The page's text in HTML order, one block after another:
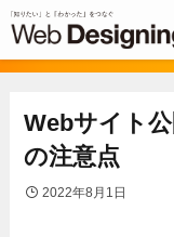
Webサイト
の注意点
2022年8月1日